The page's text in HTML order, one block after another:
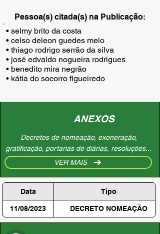
Pessoa(s) citada(s) na Publicação:
• selmy brito da costa
• celso deleon guedes melo
• thiago rodrigo serrão da silva
• josé edvaldo nogueira rodrigues
• benedito mira negrão
• kátia do socorro figueiredo
ANEXOS
Decretos de nomeação, exoneração,
gratificação, portarias de diárias, resoluções...
VER MAIS
Data Tipo
11/08/2023 DECRETO NOMEAÇÃO